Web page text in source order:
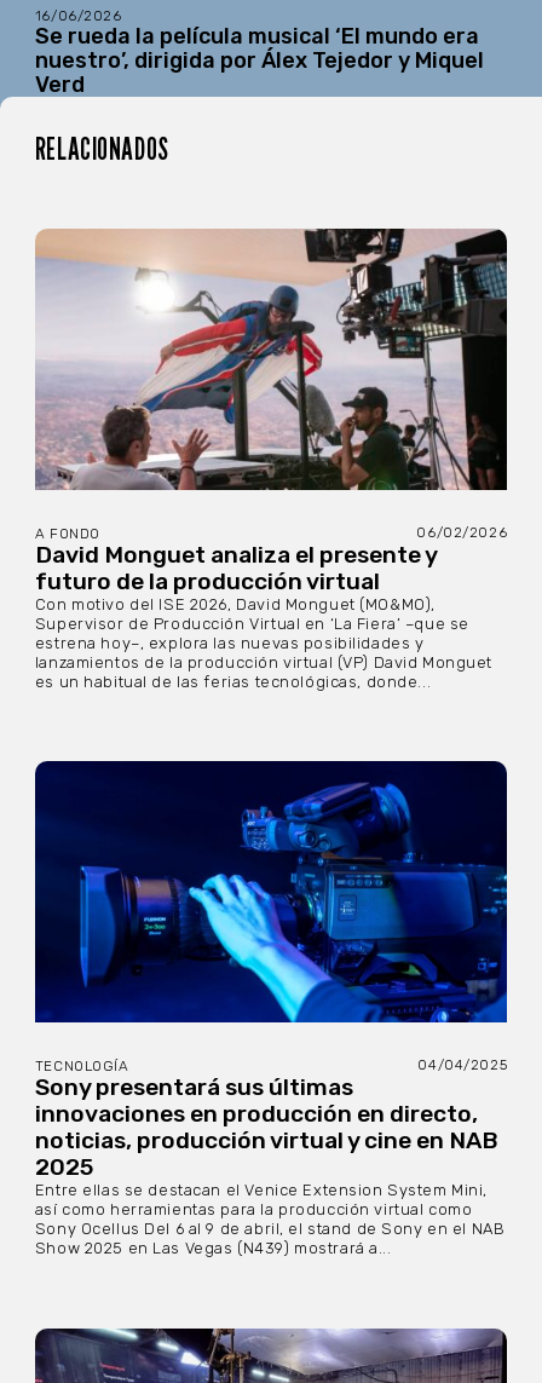
16/06/2026
Se rueda la película musical ‘El mundo era
nuestro’, dirigida por Álex Tejedor y Miquel
Verd
RELACIONADOS
A FONDO 06/02/2026
David Monguet analiza el presente y
futuro de la producción virtual
Con motivo del ISE 2026, David Monguet (MO&MO),
Supervisor de Producción Virtual en ‘La Fiera’ –que se
estrena hoy–, explora las nuevas posibilidades y
lanzamientos de la producción virtual (VP) David Monguet
es un habitual de las ferias tecnológicas, donde...
TECNOLOGÍA 04/04/2025
Sony presentará sus últimas
innovaciones en producción en directo,
noticias, producción virtual y cine en NAB
2025
Entre ellas se destacan el Venice Extension System Mini,
así como herramientas para la producción virtual como
Sony Ocellus Del 6 al 9 de abril, el stand de Sony en el NAB
Show 2025 en Las Vegas (N439) mostrará a...